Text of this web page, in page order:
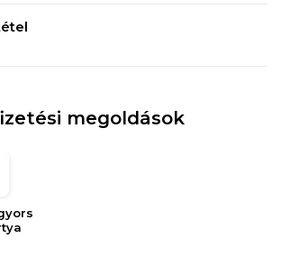
cm, belső hossza 57 cm
megoldások